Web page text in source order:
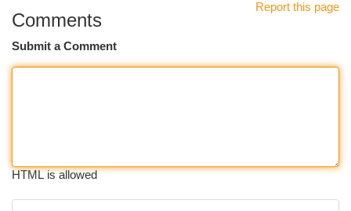
Report this page
Comments
Submit a Comment
HTML is allowed